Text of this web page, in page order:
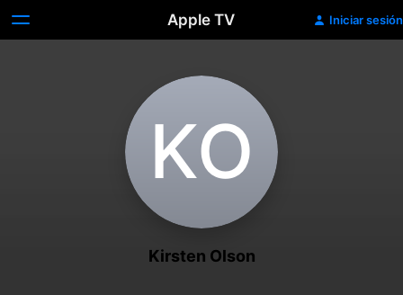
Apple TV Iniciar sesión
K‌O
Kirsten Olson